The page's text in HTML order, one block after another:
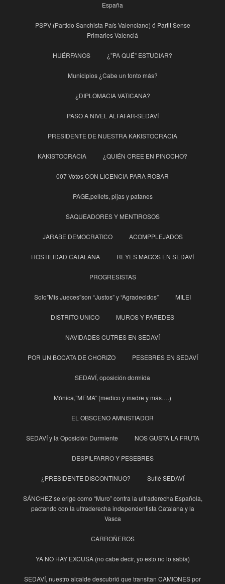
España
PSPV (Partido Sanchista País Valenciano) ó Partit Sense
Primaries Valenciá
HUÉRFANOS ¿”PA QUÉ” ESTUDIAR?
Municipios ¿Cabe un tonto más?
¿DIPLOMACIA VATICANA?
PASO A NIVEL ALFAFAR-SEDAVÍ
PRESIDENTE DE NUESTRA KAKISTOCRACIA
KAKISTOCRACIA ¿QUIÉN CREE EN PINOCHO?
007 Votos CON LICENCIA PARA ROBAR
PAGE,pellets, pijas y patanes
SAQUEADORES Y MENTIROSOS
JARABE DEMOCRATICO ACOMPPLEJADOS
HOSTILIDAD CATALANA REYES MAGOS EN SEDAVÍ
PROGRESISTAS
Solo”Mis Jueces”son “Justos” y “Agradecidos” MILEI
DISTRITO UNICO MUROS Y PAREDES
NAVIDADES CUTRES EN SEDAVÍ
POR UN BOCATA DE CHORIZO PESEBRES EN SEDAVÍ
SEDAVÍ, oposición dormida
Mónica,”MEMA” (medico y madre y más….)
EL OBSCENO AMNISTIADOR
SEDAVÍ y la Oposición Durmiente NOS GUSTA LA FRUTA
DESPILFARRO Y PESEBRES
¿PRESIDENTE DISCONTINUO? Suflé SEDAVÍ
SÁNCHEZ se erige como “Muro” contra la ultraderecha Española,
pactando con la ultraderecha independentista Catalana y la
Vasca
CARROÑEROS
YA NO HAY EXCUSA (no cabe decir, yo esto no lo sabía)
SEDAVÍ, nuestro alcalde descubrió que transitan CAMIONES por